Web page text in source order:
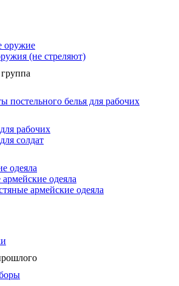
оружие
(не стреляют)
постельного белья для рабочих
рабочих
солдат
одеяла
одеяла
армейские одеяла